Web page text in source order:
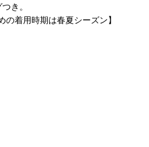
き。
着用時期は春夏シーズン】